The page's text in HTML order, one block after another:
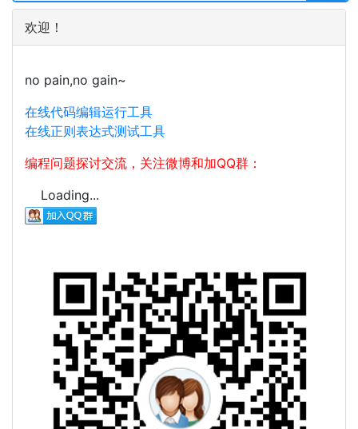
欢迎！
no pain,no gain~
在线代码编辑运行工具
在线正则表达式测试工具
编程问题探讨交流，关注微博和加QQ群：
Loading...